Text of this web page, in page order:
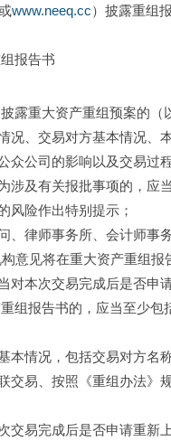
www.neeq.cc）披露重组
报告书
露重大资产重组预案的（
况、交易对方基本情况
的影响以及交易过程
涉及有关报批事项的，应
风险作出特别提示；
、律师事务所、会计师事
意见将在重大资产重组报
本次交易完成后是否申
组报告书的，应当至少包
本情况，包括交易对方名
交易、按照《重组办法》
交易完成后是否申请重新